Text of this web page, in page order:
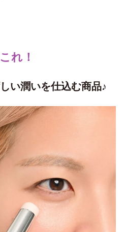
れ！
い潤いを仕込む商品♪